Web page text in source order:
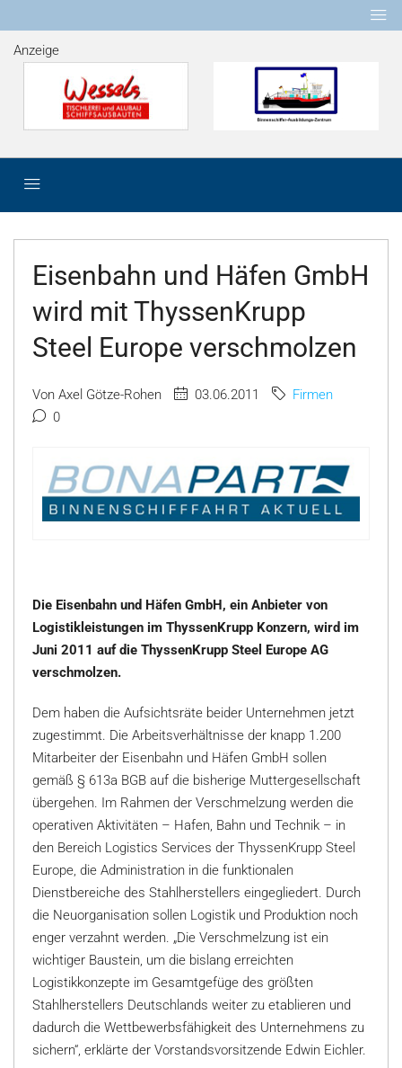
Anzeige
Eisenbahn und Häfen GmbH
wird mit ThyssenKrupp
Steel Europe verschmolzen
Von Axel Götze-Rohen 03.06.2011
Firmen
0
Die Eisenbahn und Häfen GmbH, ein Anbieter von
Logistikleistungen im ThyssenKrupp Konzern, wird im
Juni 2011 auf die ThyssenKrupp Steel Europe AG
verschmolzen.
Dem haben die Aufsichtsräte beider Unternehmen jetzt
zugestimmt. Die Arbeitsverhältnisse der knapp 1.200
Mitarbeiter der Eisenbahn und Häfen GmbH sollen
gemäß § 613a BGB auf die bisherige Muttergesellschaft
übergehen. Im Rahmen der Verschmelzung werden die
operativen Aktivitäten – Hafen, Bahn und Technik – in
den Bereich Logistics Services der ThyssenKrupp Steel
Europe, die Administration in die funktionalen
Dienstbereiche des Stahlherstellers eingegliedert. Durch
die Neuorganisation sollen Logistik und Produktion noch
enger verzahnt werden. „Die Verschmelzung ist ein
wichtiger Baustein, um die bislang erreichten
Logistikkonzepte im Gesamtgefüge des größten
Stahlherstellers Deutschlands weiter zu etablieren und
dadurch die Wettbewerbsfähigkeit des Unternehmens zu
sichern“, erklärte der Vorstandsvorsitzende Edwin Eichler.